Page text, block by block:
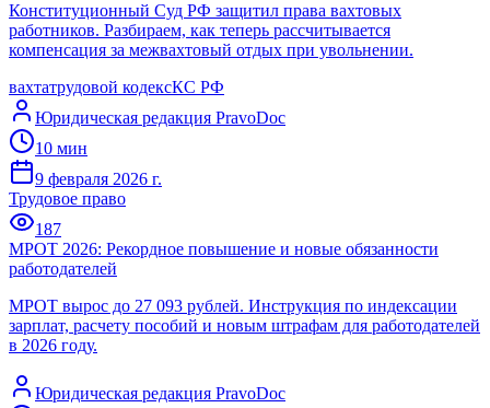
Конституционный Суд РФ защитил права вахтовых
работников. Разбираем, как теперь рассчитывается
компенсация за межвахтовый отдых при увольнении.
вахтатрудовой кодексКС РФ
Юридическая редакция PravoDoc
10 мин
9 февраля 2026 г.
Трудовое право
187
МРОТ 2026: Рекордное повышение и новые обязанности
работодателей
МРОТ вырос до 27 093 рублей. Инструкция по индексации
зарплат, расчету пособий и новым штрафам для работодателей
в 2026 году.
Юридическая редакция PravoDoc